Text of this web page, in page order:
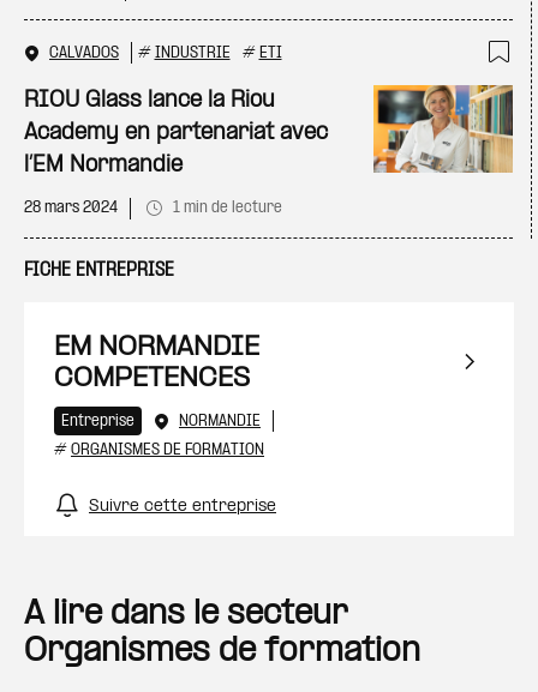
CALVADOS # INDUSTRIE # ETI
RIOU Glass lance la Riou
Academy en partenariat avec
l’EM Normandie
28 mars 2024 1 min de lecture
FICHE ENTREPRISE
EM NORMANDIE
COMPETENCES
Entreprise
NORMANDIE
# ORGANISMES DE FORMATION
Suivre cette entreprise
A lire dans le secteur
Organismes de formation